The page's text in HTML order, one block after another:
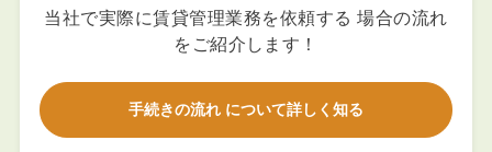
当社で実際に賃貸管理業務を依頼する 場合の流れ
をご紹介します！
手続きの流れ について詳しく知る